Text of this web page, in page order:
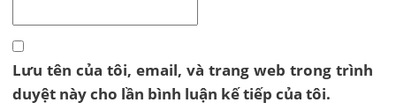
Lưu tên của tôi, email, và trang web trong trình
duyệt này cho lần bình luận kế tiếp của tôi.